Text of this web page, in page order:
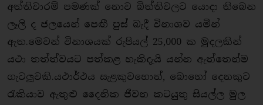
අත්තිවාරම් පමණක් නොව බිත්තිවලට යොදා තිබෙන
ලෑලි ද ජලයෙන් පෙඟී පුස් බැදී විනාශව යමින්
ඇත.මෙවන් විනාශයක් රුපියල් 25,000 ක මුදලකින්
යථා තත්ත්වයට පත්කළ හැකිදැයි යන්න ඇත්තෙන්ම
ගැටලූවකි.යථාර්ථය සැළකුවහොත්, බොහෝ දෙනකුට
රැකියාව ඇතුළු දෛනික ජීවන කටයුතු සියල්ල මුල